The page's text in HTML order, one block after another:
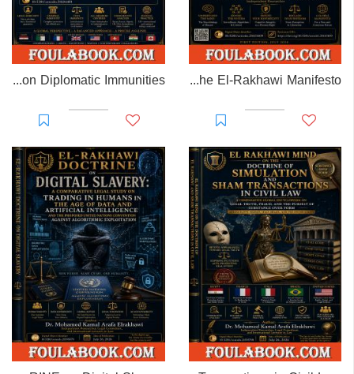
Prisoner of Perception: The El-Rakhawi Manifesto
EL-RAKHAWI MONOGRAPH on Diplomatic Immunities